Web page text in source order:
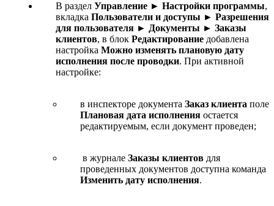
В раздел Управление ► Настройки программы,
вкладка Пользователи и доступы ► Разрешения
для пользователя ► Документы ► Заказы
клиентов, в блок Редактирование добавлена
настройка Можно изменять плановую дату
исполнения после проводки. При активной
настройке:
в инспекторе документа Заказ клиента поле
Плановая дата исполнения остается
редактируемым, если документ проведен;
в журнале Заказы клиентов для
проведенных документов доступна команда
Изменить дату исполнения.